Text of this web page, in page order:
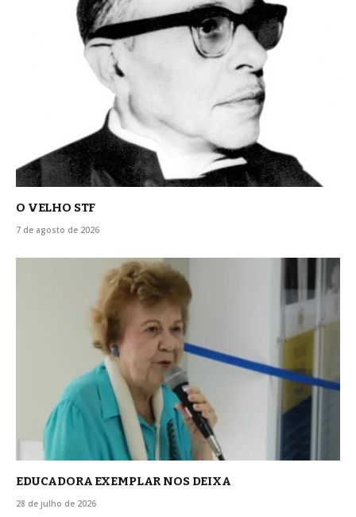
O VELHO STF
7 de agosto de 2026
EDUCADORA EXEMPLAR NOS DEIXA
28 de julho de 2026